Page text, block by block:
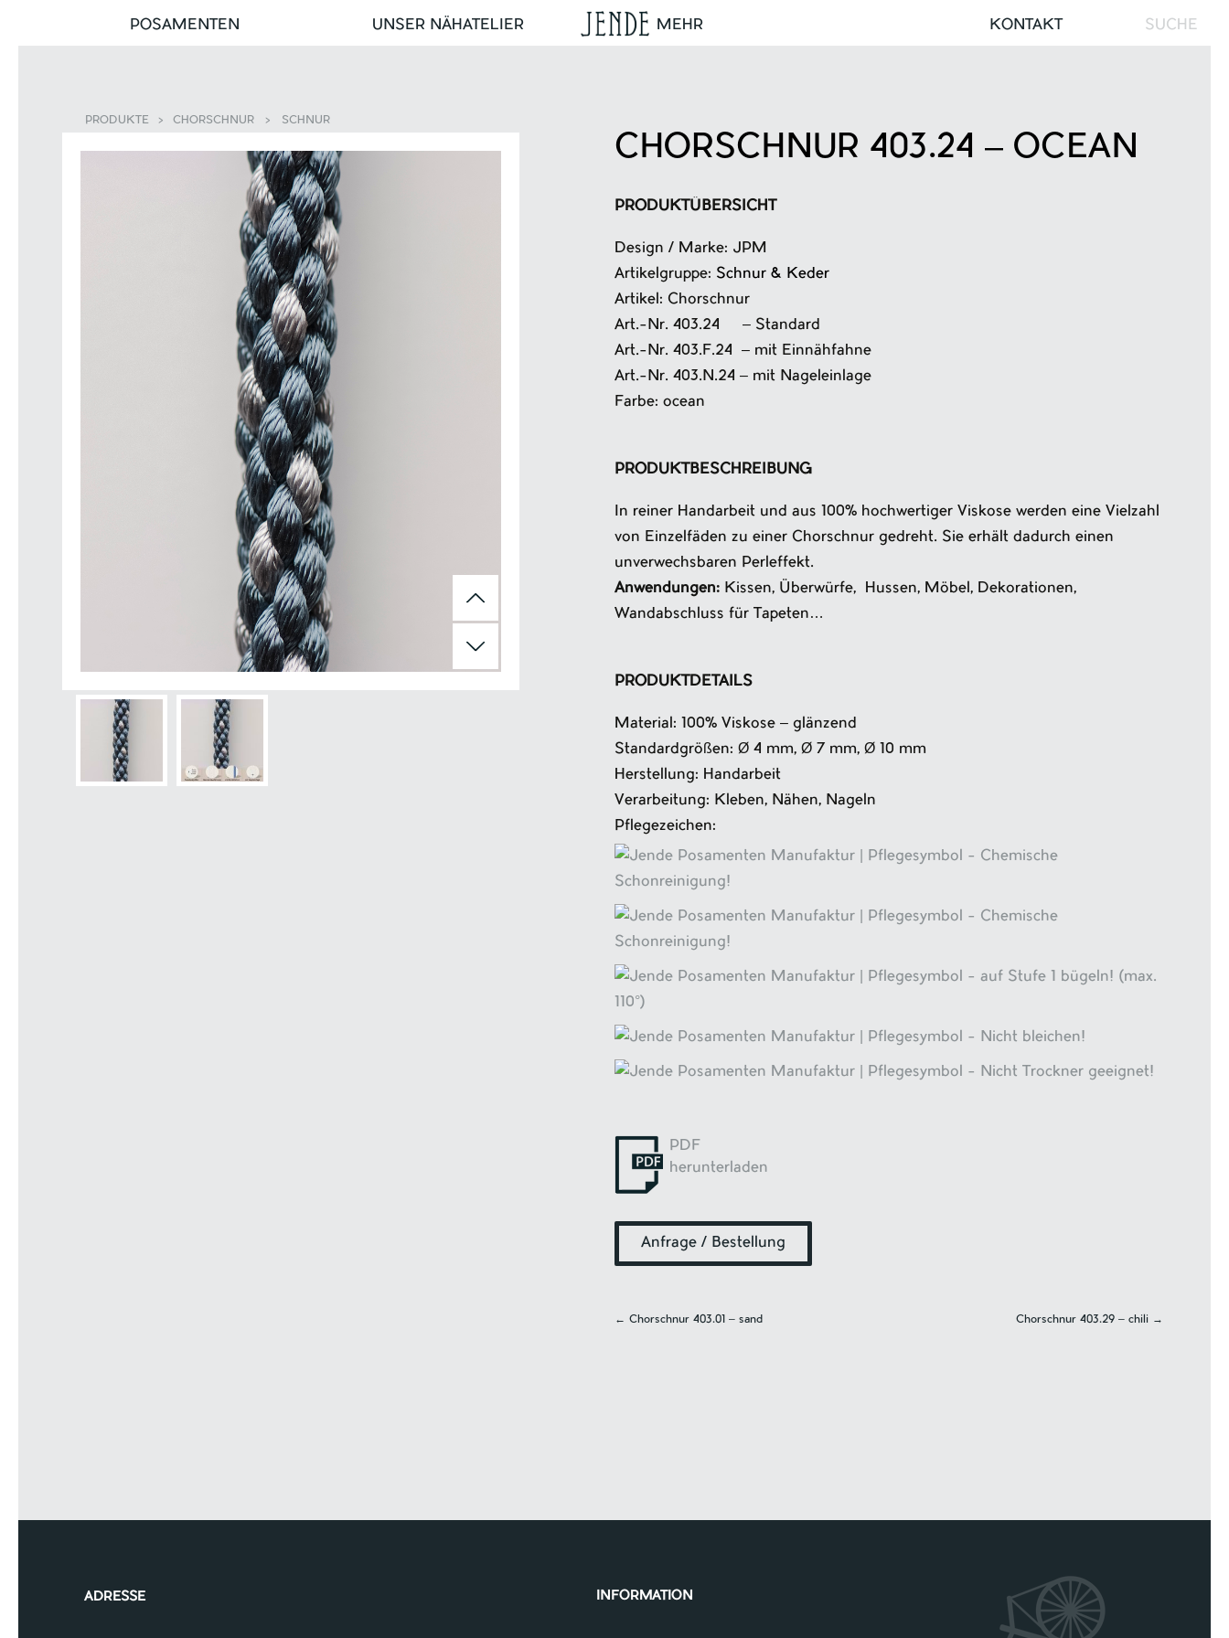
POSAMENTEN UNSER NÄHATELIER MEHR KONTAKT
Search
PRODUKTE > CHORSCHNUR > SCHNUR
CHORSCHNUR 403.24 – OCEAN
PRODUKTÜBERSICHT
Design / Marke: JPM
Artikelgruppe: Schnur & Keder
Artikel: Chorschnur
Art.-Nr. 403.24 – Standard
Art.-Nr. 403.F.24 – mit Einnähfahne
Art.-Nr. 403.N.24 – mit Nageleinlage
Farbe: ocean
PRODUKTBESCHREIBUNG
In reiner Handarbeit und aus 100% hochwertiger Viskose werden eine Vielzahl
von Einzelfäden zu einer Chorschnur gedreht. Sie erhält dadurch einen
unverwechsbaren Perleffekt.
Anwendungen: Kissen, Überwürfe, Hussen, Möbel, Dekorationen,
Wandabschluss für Tapeten…
PRODUKTDETAILS
Material: 100% Viskose – glänzend
Standardgrößen: Ø 4 mm, Ø 7 mm, Ø 10 mm
Herstellung: Handarbeit
Verarbeitung: Kleben, Nähen, Nageln
Pflegezeichen:
PDF
herunterladen
Anfrage / Bestellung
Navigation
← Chorschnur 403.01 – sand Chorschnur 403.29 – chili →
ADRESSE INFORMATION